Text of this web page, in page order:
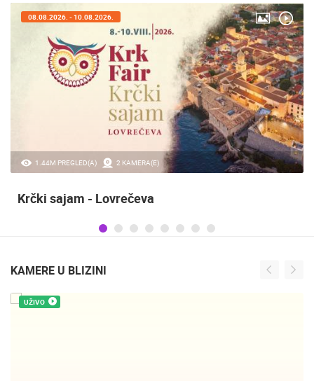
0 PREGLED(A) 3 KAMERA(E)
05.08.2026. - 08.08.2026.
Maraton lađa
KAMERE U BLIZINI
UŽIVO